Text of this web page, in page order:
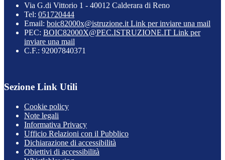
Via G.di Vittorio 1 - 40012 Calderara di Reno
Tel: 051720444
Email: boic82000x@istruzione.it Link per inviare una mail
PEC: BOIC82000X@PEC.ISTRUZIONE.IT Link per
inviare una mail
C.F.: 92007840371
Sezione Link Utili
Cookie policy
Note legali
Informativa Privacy
Ufficio Relazioni con il Pubblico
Dichiarazione di accessibilità
Obiettivi di accessibilità